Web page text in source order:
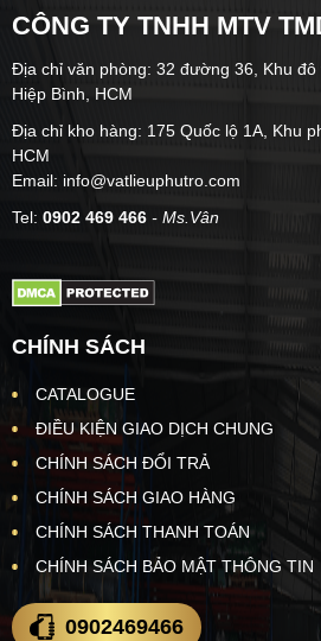
CÔNG TY TNHH MTV
Địa chỉ văn phòng: 32 đường 36, Khu
Hiệp Bình, HCM
Địa chỉ kho hàng: 175 Quốc lộ 1A, Khu
HCM
Email: info@vatlieuphutro.com
Tel: 0902 469 466 - Ms.Vân
CHÍNH SÁCH
CATALOGUE
ĐIỀU KIỆN GIAO DỊCH CHUNG
CHÍNH SÁCH ĐỔI TRẢ
CHÍNH SÁCH GIAO HÀNG
CHÍNH SÁCH THANH TOÁN
CHÍNH SÁCH BẢO MẬT THÔNG TIN
0902469466